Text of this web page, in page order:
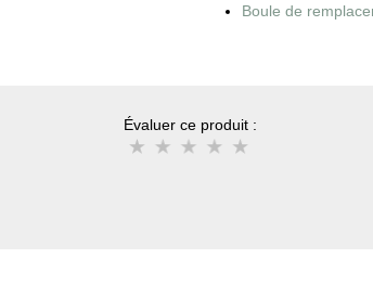
Boule de
Évaluer ce produit :